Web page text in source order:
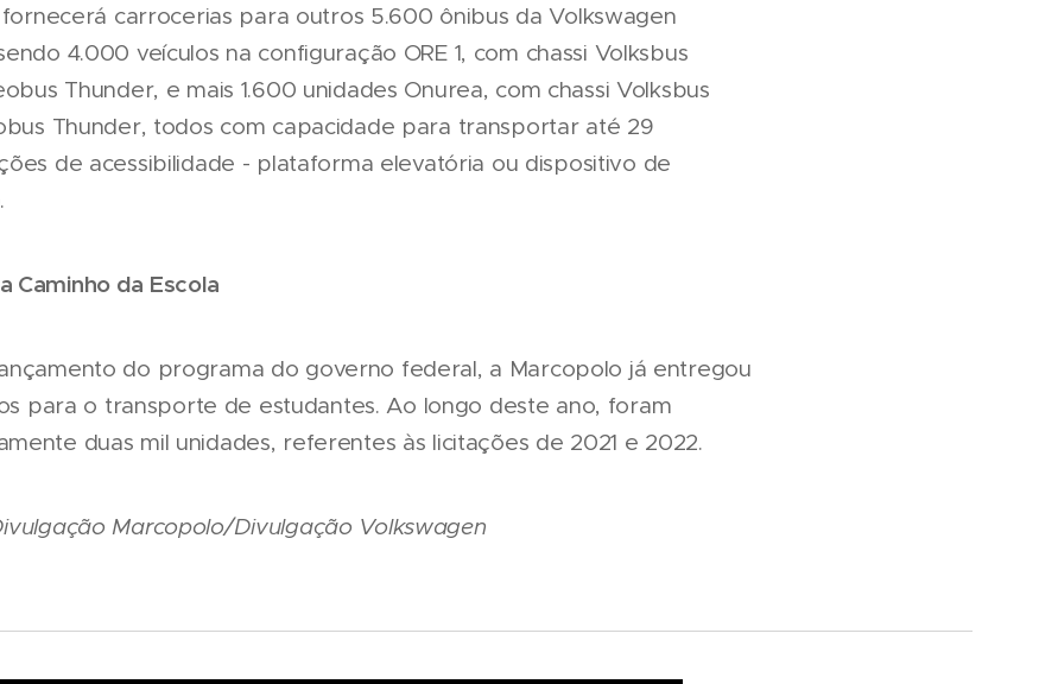
carrocerias para outros 5.600 ônibus da Volkswagen
4.000 veículos na configuração ORE 1, com chassi Volksbus
Thunder, e mais 1.600 unidades Onurea, com chassi Volksbus
Thunder, todos com capacidade para transportar até 29
de acessibilidade - plataforma elevatória ou dispositivo de
Caminho da Escola
do programa do governo federal, a Marcopolo já entregou
para o transporte de estudantes. Ao longo deste ano, foram
duas mil unidades, referentes às licitações de 2021 e 2022.
Marcopolo/Divulgação Volkswagen